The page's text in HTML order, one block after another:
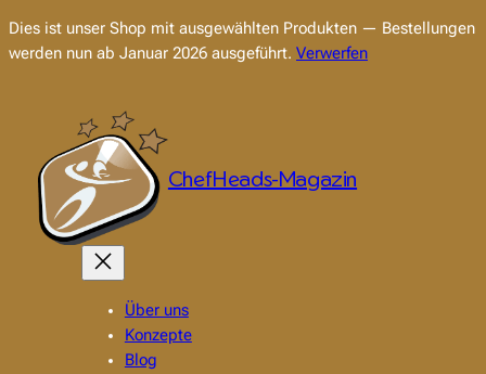
Dies ist unser Shop mit ausgewählten Produkten — Bestellungen
werden nun ab Januar 2026 ausgeführt. Verwerfen
ChefHeads-Magazin
Über uns
Konzepte
Blog